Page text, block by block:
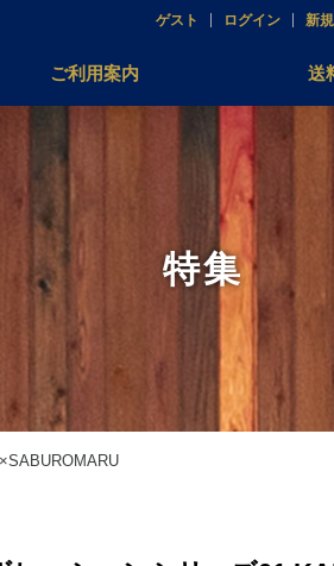
ゲスト ログイン 新
ご利用案内 送
特集